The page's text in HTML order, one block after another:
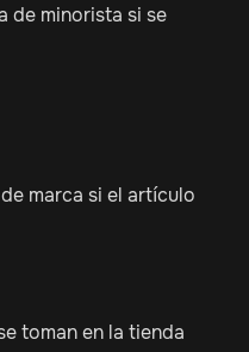
de minorista si se
marca si el artículo
toman en la tienda